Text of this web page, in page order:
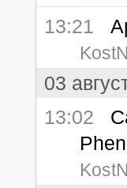
13:21
03
13:02